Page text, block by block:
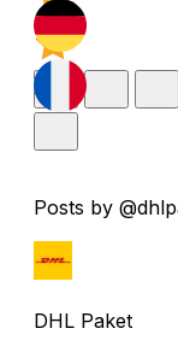
Posts by
DHL Paket